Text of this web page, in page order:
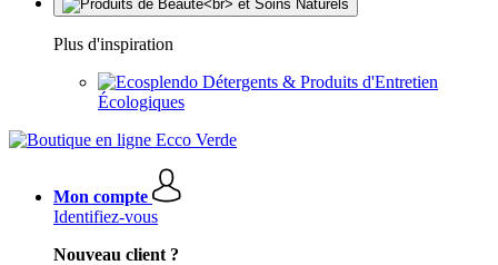
Plus d'inspiration
Détergents & Produits d'Entretien
Écologiques
Mon compte
Identifiez-vous
Nouveau client ?